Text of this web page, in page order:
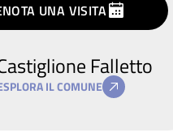
UNA VISITA
Falletto
IL COMUNE